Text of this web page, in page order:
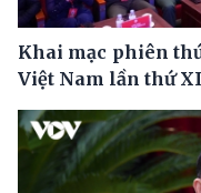
Khai mạc phiên
Việt Nam lần thứ